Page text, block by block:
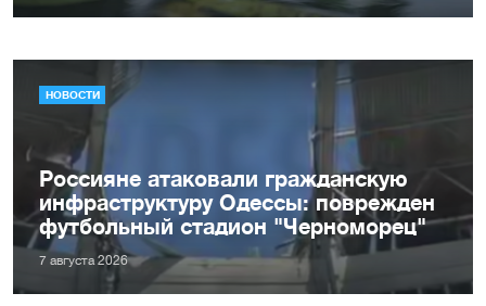
НОВОСТИ
Россияне атаковали гражданскую
инфраструктуру Одессы: поврежден
футбольный стадион "Черноморец"
7 августа 2026